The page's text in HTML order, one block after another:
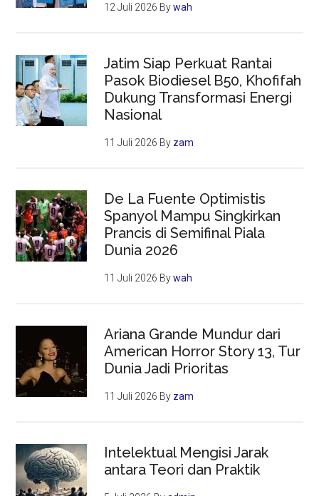
12 Juli 2026 Bywah
Jatim Siap Perkuat Rantai
Pasok Biodiesel B50, Khofifah
Dukung Transformasi Energi
Nasional
11 Juli 2026 By zam
De La Fuente Optimistis
Spanyol Mampu Singkirkan
Prancis di Semifinal Piala
Dunia 2026
11 Juli 2026 Bywah
Ariana Grande Mundur dari
American Horror Story 13, Tur
Dunia Jadi Prioritas
11 Juli 2026 By zam
Intelektual Mengisi Jarak
antara Teori dan Praktik